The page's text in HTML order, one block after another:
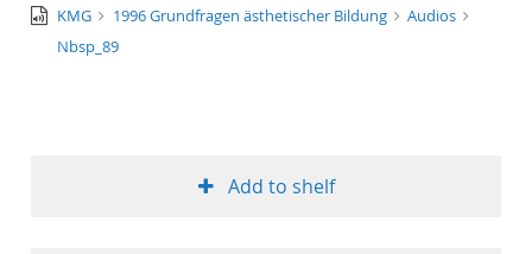
audio/x-
wav
KMG 1996 Grundfragen ästhetischer Bildung
Audios
Nbsp_89
Add to shelf